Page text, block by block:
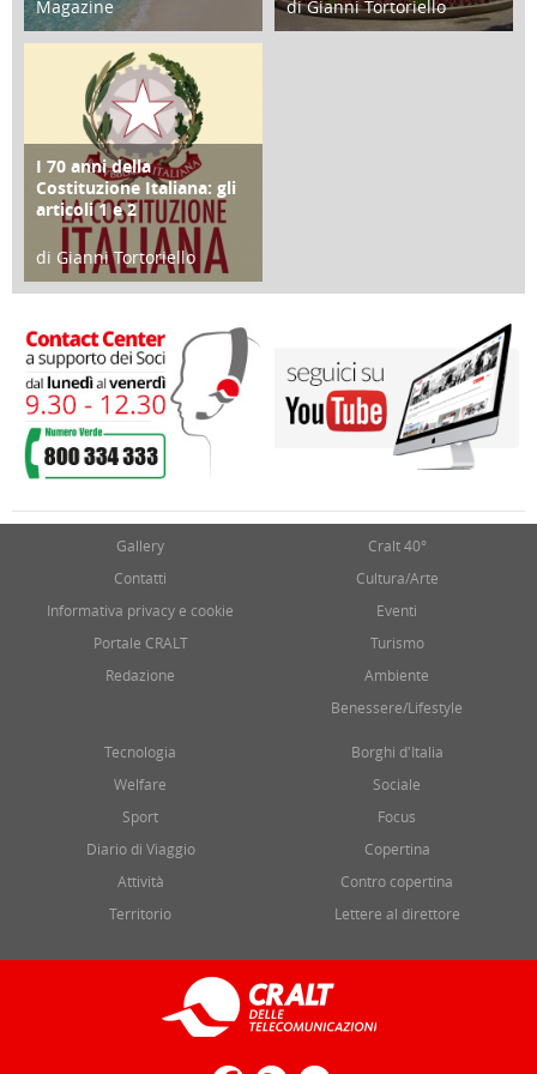
Magazine
25 Giugno 2016
di Gianni Tortoriello
FOCUS
I 70 anni della
Costituzione Italiana: gli
articoli 1 e 2
di Gianni Tortoriello
17 Marzo 2018
Gallery
Contatti
Informativa privacy e cookie
Portale CRALT
Redazione
Cralt 40°
Cultura/Arte
Eventi
Turismo
Ambiente
Benessere/Lifestyle
Tecnologia
Welfare
Sport
Diario di Viaggio
Attività
Territorio
Borghi d'Italia
Sociale
Focus
Copertina
Contro copertina
Lettere al direttore